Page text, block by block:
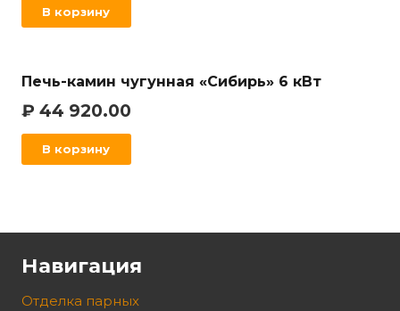
В корзину
Печь-камин чугунная «Сибирь» 6 кВт
₽ 44 920.00
В корзину
Навигация
Отделка парных